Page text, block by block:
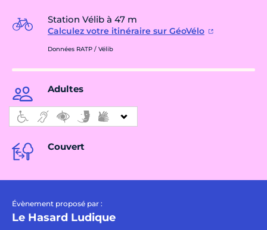
Station Vélib à 47 m
Calculez votre itinéraire sur GéoVélo
Données RATP / Vélib
Adultes
Couvert
Évènement proposé par :
Le Hasard Ludique